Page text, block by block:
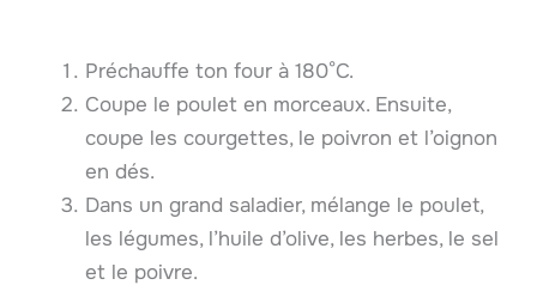
Préchauffe ton four à 180°C.
Coupe le poulet en morceaux. Ensuite,
coupe les courgettes, le poivron et l’oignon
en dés.
Dans un grand saladier, mélange le poulet,
les légumes, l’huile d’olive, les herbes, le sel
et le poivre.